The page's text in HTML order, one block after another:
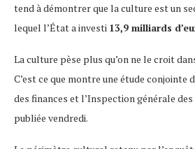
tend à démontrer que la culture est un
lequel l’État a investi 13,9 milliards
La culture pèse plus qu’on ne le croit
C’est ce que montre une étude conjointe
des finances et l’Inspection générale
publiée vendredi.